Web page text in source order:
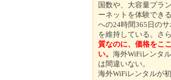
国数や、大容量プラ
ーネットを体験でき
への24時間365日の
を維持している。さ
質なのに、価格をこ
い。 海外WiFiレンタ
は間違いない。
海外WiFiレンタルが